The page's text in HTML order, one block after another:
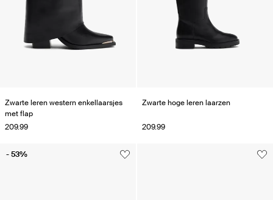
Zwarte leren western enkellaarsjes
met flap
209.99
Zwarte hoge leren laarzen
209.99
- 53%